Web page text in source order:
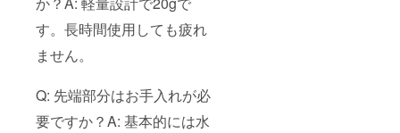
す。長時間使用しても疲れ
ません。
Q: 先端部分はお手入れが必
要ですか？A: 基本的には水